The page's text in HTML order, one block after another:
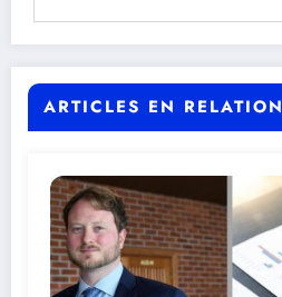
ARTICLES EN RELATION